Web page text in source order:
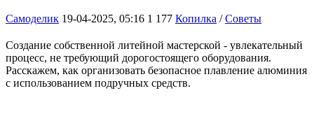
Самоделик 19-04-2025, 05:16 1 177 Копилка /Советы
Создание собственной литейной мастерской - увлекательный
процесс, не требующий дорогостоящего оборудования.
Расскажем, как организовать безопасное плавление алюминия
с использованием подручных средств.